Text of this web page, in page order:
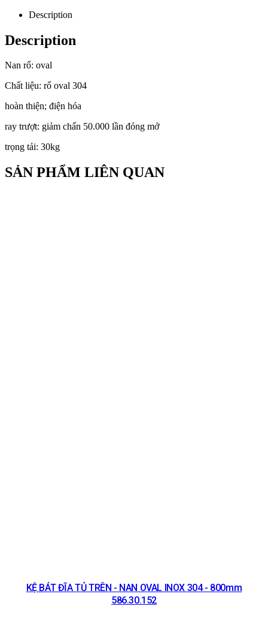
Description
Description
Nan rổ: oval
Chất liệu: rổ oval 304
hoàn thiện; điện hóa
ray trượt: giảm chấn 50.000 lần đóng mở
trọng tải: 30kg
SẢN PHẨM LIÊN QUAN
KỆ BÁT ĐĨA TỦ TRÊN - NAN OVAL INOX 304 - 800mm
586.30.152